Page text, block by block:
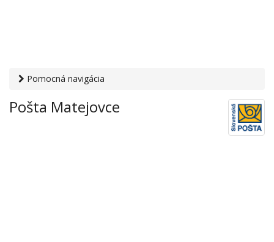
Pomocná navigácia
služby› Pošty› Pošta Matejovce
Pošta Matejovce